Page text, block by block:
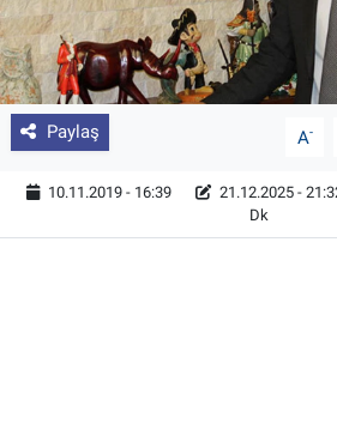
Paylaş A-
10.11.2019 - 16:39 21.12.2025 -
Dk
Tohum